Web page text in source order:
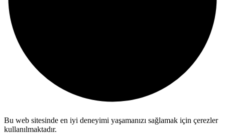
Bu web sitesinde en iyi deneyimi yaşamanızı sağlamak için çerezler
kullanılmaktadır.